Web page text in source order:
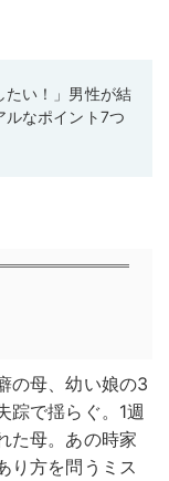
たい！」男性が結
なポイント7つ
の母、幼い娘の3
踪で揺らぐ。1週
た母。あの時家
方を問うミス